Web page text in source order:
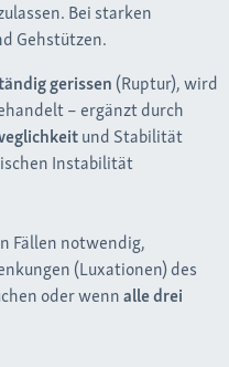
Bei starken
Gehstützen.
gerissen (Ruptur), wird
– ergänzt durch
und Stabilität
Instabilität
Fällen notwendig,
(Luxationen) des
oder wennalle drei